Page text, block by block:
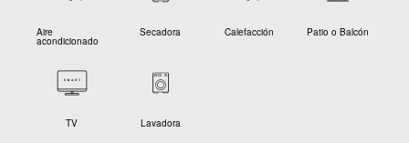
Aire
acondicionado
Secadora Calefacción Patio o Balcón
TV Lavadora